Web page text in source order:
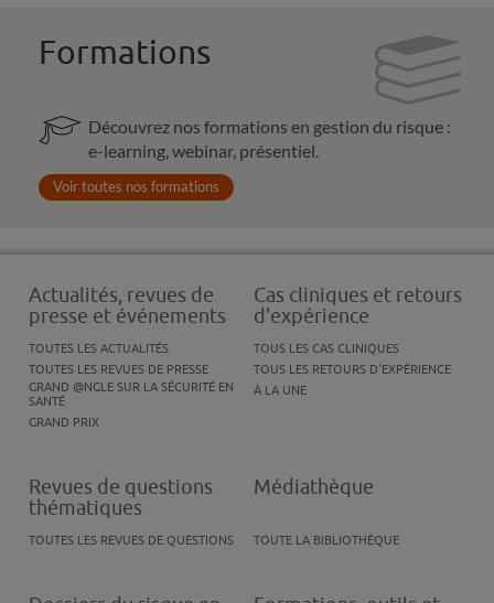
Formations
Découvrez nos formations en gestion du risque :
e-learning, webinar, présentiel.
Voir toutes nos formations
Actualités, revues de
presse et événements
TOUTES LES ACTUALITÉS
TOUTES LES REVUES DE PRESSE
GRAND @NGLE SUR LA SÉCURITÉ EN
SANTÉ
GRAND PRIX
Cas cliniques et retours
d'expérience
TOUS LES CAS CLINIQUES
TOUS LES RETOURS D'EXPÉRIENCE
À LA UNE
Revues de questions
thématiques
TOUTES LES REVUES DE QUESTIONS
Médiathèque
TOUTE LA BIBLIOTHÈQUE